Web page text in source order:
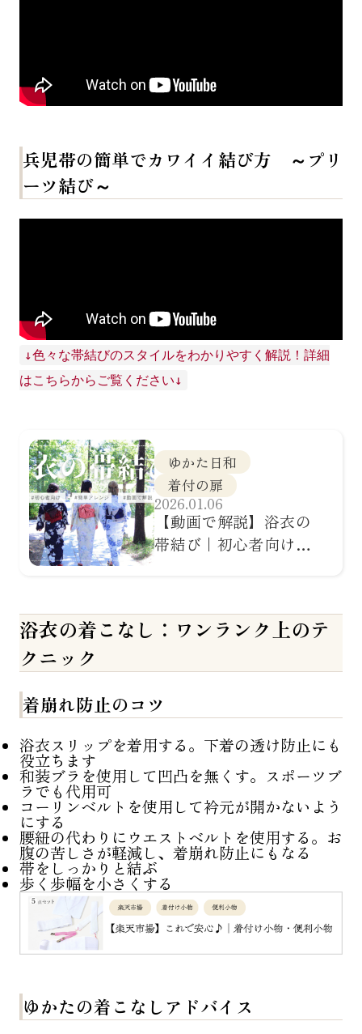
結び桜
絲藝庵
店舗情報
採用情報
兵児帯の簡単でカワイイ結び方 ～プリ
ーツ結び～
↓色々な帯結びのスタイルをわかりやすく解説！詳細
はこちらからご覧ください↓
ゆかた日和
着付の扉
2026.01.06
【動画で解説】浴衣の
帯結び｜初心者向け簡
浴衣の着こなし：ワンランク上のテ
クニック
着崩れ防止のコツ
浴衣スリップを着用する。下着の透け防止にも
役立ちます
和装ブラを使用して凹凸を無くす。スポーツブ
ラでも代用可
コーリンベルトを使用して衿元が開かないよう
にする
腰紐の代わりにウエストベルトを使用する。お
腹の苦しさが軽減し、着崩れ防止にもなる
帯をしっかりと結ぶ
歩く歩幅を小さくする
ゆかたの着こなしアドバイス